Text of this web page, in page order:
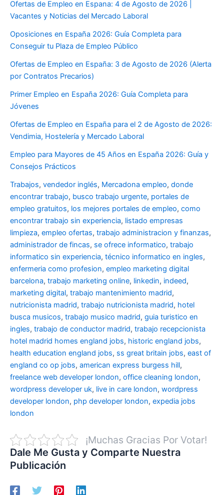
Ofertas de Empleo en Espana: 4 de Agosto de 2026 |
Vacantes y Noticias del Mercado Laboral
Oposiciones en España 2026: Guía Completa para
Conseguir tu Plaza de Empleo Público
Ofertas de Empleo en España: 3 de Agosto de 2026 (Alerta
por Contratos Precarios)
Primer Empleo en España 2026: Guía Completa para
Jóvenes
Ofertas de Empleo en España para el 2 de Agosto de 2026:
Vendimia, Hostelería y Mercado Laboral
Empleo para Mayores de 45 Años en España 2026: Guía y
Consejos Prácticos
Trabajos, vendedor inglés, Mercadona empleo, donde
encontrar trabajo, busco trabajo urgente, portales de
empleo gratuitos, los mejores portales de empleo, como
encontrar trabajo sin experiencia, listado empresas
limpieza, empleo ofertas, trabajo administracion y finanzas,
administrador de fincas, se ofrece informatico, trabajo
informatico sin experiencia, técnico informatico en ingles,
enfermeria como profesion, empleo marketing digital
barcelona, trabajo marketing online, linkedin, indeed,
marketing digital, trabajo mantenimiento madrid,
nutricionista madrid, trabajo nutricionista madrid, hotel
busca musicos, trabajo musico madrid, guia turistico en
ingles, trabajo de conductor madrid, trabajo recepcionista
hotel madrid homes england jobs, historic england jobs,
health education england jobs, ss great britain jobs, east of
england co op jobs, american express burgess hill,
freelance web developer london, office cleaning london,
wordpress developer uk, live in care london, wordpress
developer london, php developer london, expedia jobs
london
¡Muchas Gracias Por Votar!
Dale Me Gusta y Comparte Nuestra
Publicación